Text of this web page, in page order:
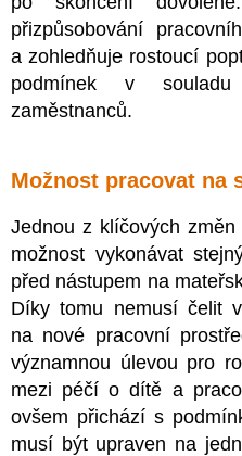
přizpůsobování
a zohledňuje rostoucí
podmínek v
zaměstnanců.
Možnost pracovat na
Jednou z klíčových
možnost vykonávat
před nástupem na
Díky tomu nemusí čelit
na nové pracovní
významnou úlevou pro
mezi péčí o dítě a
ovšem přichází s
musí být upraven na